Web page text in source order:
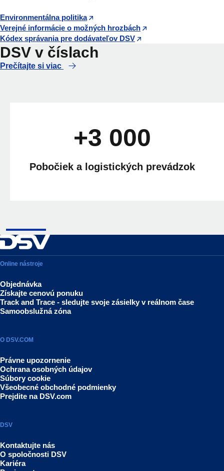
Environmentálna politika
Verejné informácie o možných hrozbách
Kódex správania pre dodávateľov DSV
DSV v číslach
Prečítajte si viac
+3 000
Pobočiek a logistických prevádzok
Online nástroje
Objednávka
Získajte cenovú ponuku
Track and Trace - sledujte svoje zásielky v reálnom čase
Samoobslužná zóna
O DSV.COM
Právne upozornenie
Ochrana osobných údajov
Súbory cookie
Všeobecné obchodné podmienky
Prejdite na DSV.com
DSV
Kontaktujte nás
O spoločnosti DSV
Kariéra